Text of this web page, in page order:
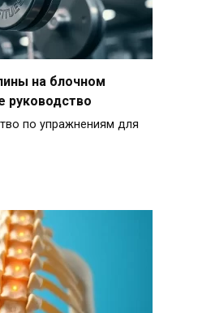
на блочном
руководство
по упражнениям для